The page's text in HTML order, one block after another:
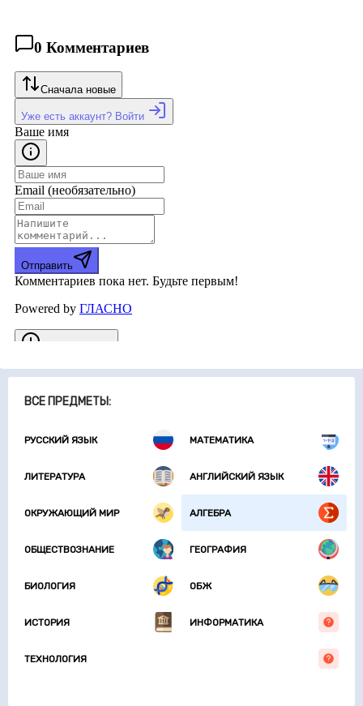
ВСЕ ПРЕДМЕТЫ:
РУССКИЙ ЯЗЫК МАТЕМАТИКА
ЛИТЕРАТУРА АНГЛИЙСКИЙ ЯЗЫК
ОКРУЖАЮЩИЙ МИР АЛГЕБРА
ОБЩЕСТВОЗНАНИЕ ГЕОГРАФИЯ
БИОЛОГИЯ ОБЖ
ИСТОРИЯ ИНФОРМАТИКА
ТЕХНОЛОГИЯ